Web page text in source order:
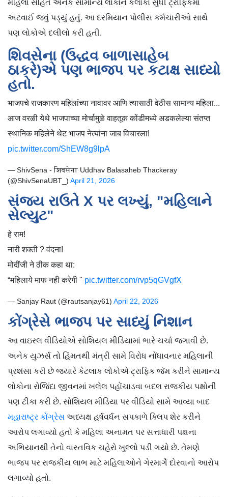
મહિલા સહિત અનેક સામાન્ય લોકોને કલાકો સુધી ટ્રાફિકમાં
અટવાઈ જવું પડ્યું હતું. આ દરમિયાન પોલીસ કર્મચારીઓ સાથે
પણ લોકોએ દલીલો કરી હતી.
શિવસેના (ઉદ્ધવ બાળાસાહેબ
ઠાકરે)એ પણ ભાજપ પર કટાક્ષ સાધ્યો
હતો.
भाजपचे राजकारण महिलांच्या नावावर आणि त्यासाठी वेठीस सामान्य महिला...
आज वरळी येथे भाजपाच्या मोर्चामुळे वाहतूक कोंडीमध्ये अडकलेल्या संतप्त
स्थानिक महिलेने थेट भाजप नेत्यांना जाब विचारला!
pic.twitter.com/ShEW8g9lpA
— ShivSena - शिवसेना Uddhav Balasaheb Thackeray
(@ShivSenaUBT_) April 21, 2026
સંજય રાઉતે X પર લખ્યું, "મહિલાને
સેલ્યુટ"
हे राम!
नारी शक्ती ? वंदना!
मोदींजी ने ठीक कहा था:
“महिलाये माफ नही करेगी " pic.twitter.com/rvp5qGVgfX
— Sanjay Raut (@rautsanjay61) April 22, 2026
કોંગ્રેસે ભાજપ પર સાધ્યું નિશાન
આ વાઇરલ વીડિયોએ સોશિયલ મીડિયામાં ભારે ચર્ચા જગાવી છે.
અનેક યુઝર્સ તો હિંમતથી મંત્રી સામે વિરોધ નોંધાવનાર મહિલાની
પ્રશંસા કરી છે જ્યારે કેટલાક લોકોએ ટ્રાફિક જૅમ કરીને સામાન્ય
લોકોના રોજિંદા જીવનમાં ખલેલ પહોંચાડવા બદલ રાજકીય પક્ષોની
પણ ટીકા કરી છે. સોશિયલ મીડિયા પર વીડિયો સામે આવ્યા બાદ
મહારાષ્ટ્ર કોંગ્રેસ અધ્યક્ષ હર્ષવર્ધન સપકાળે ક્લિપ શેર કરીને
આરોપ લગાવ્યો હતો કે મહિલા અનામત પર સત્તાધારી પક્ષના
અભિયાનથી તેનો વાસ્તવિક ચહેરો ખુલ્લો પડી ગયો છે. તેમણે
ભાજપ પર રાજકીય લાભ માટે મહિલાઓને ગેરમાર્ગે દોરવાનો આરોપ
લગાવ્યો હતો.